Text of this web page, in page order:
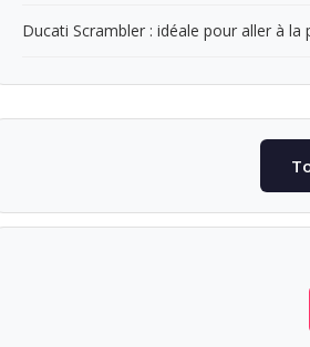
Ducati Scrambler : idéale pour aller à